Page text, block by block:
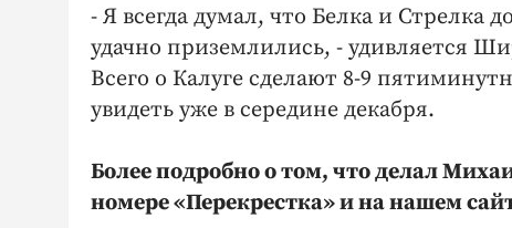
- Я всегда думал, что Белка и Стрелка
удачно приземлились, - удивляется
Всего о Калуге сделают 8-9
увидеть уже в середине декабря.
Более подробно о том, что делал
номере «Перекрестка» и на нашем